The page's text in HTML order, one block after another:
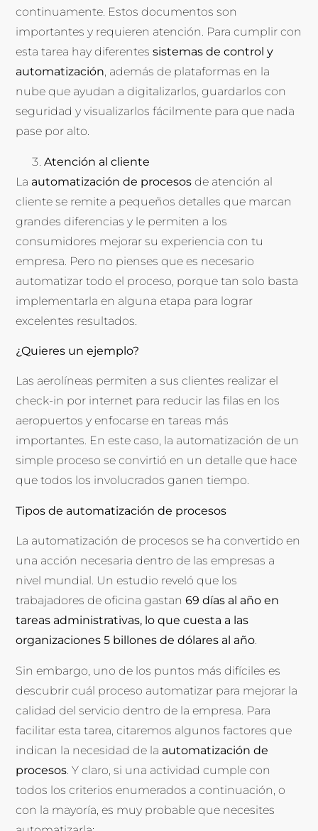
continuamente. Estos documentos son
importantes y requieren atención. Para cumplir con
esta tarea hay diferentessistemas de control y
automatización, además de plataformas en la
nube que ayudan a digitalizarlos, guardarlos con
seguridad y visualizarlos fácilmente para que nada
pase por alto.
Atención al cliente
La automatización de procesos de atención al
cliente se remite a pequeños detalles que marcan
grandes diferencias y le permiten a los
consumidores mejorar su experiencia con tu
empresa. Pero no pienses que es necesario
automatizar todo el proceso, porque tan solo basta
implementarla en alguna etapa para lograr
excelentes resultados.
¿Quieres un ejemplo?
Las aerolíneas permiten a sus clientes realizar el
check-in por internet para reducir las filas en los
aeropuertos y enfocarse en tareas más
importantes. En este caso, la automatización de un
simple proceso se convirtió en un detalle que hace
que todos los involucrados ganen tiempo.
Tipos de automatización de procesos
La automatización de procesos se ha convertido en
una acción necesaria dentro de las empresas a
nivel mundial. Un estudio reveló que los
trabajadores de oficina gastan69 días al año en
tareas administrativas, lo que cuesta a las
organizaciones 5 billones de dólares al año.
Sin embargo, uno de los puntos más difíciles es
descubrir cuál proceso automatizar para mejorar la
calidad del servicio dentro de la empresa. Para
facilitar esta tarea, citaremos algunos factores que
indican la necesidad de la automatización de
procesos . Y claro, si una actividad cumple con
todos los criterios enumerados a continuación, o
con la mayoría, es muy probable que necesites